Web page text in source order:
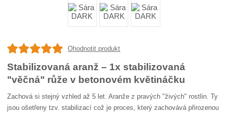
Ohodnotit produkt
Stabilizovaná aranž – 1x stabilizovaná
"věčná" růže v betonovém květináčku
Zachová si stejný vzhled až 5 let. Aranže z pravých "živých" rostlin. Ty
jsou ošetřeny tzv. stabilizací což je proces, který zachovává přirozenou